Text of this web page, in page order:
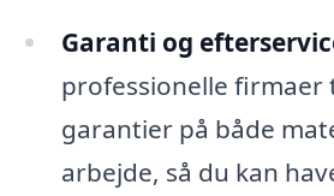
Garanti og
professionelle firmaer
garantier på både
arbejde, så du kan